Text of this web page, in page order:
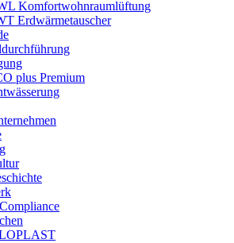
Komfortwohnraumlüftung
Erdwärmetauscher
plus Premium